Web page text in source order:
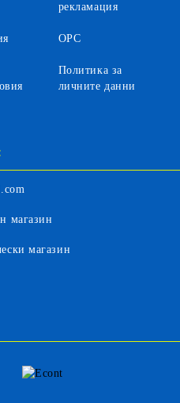
рекламация
ОРС
Политика за
личните данни
магазин
магазин